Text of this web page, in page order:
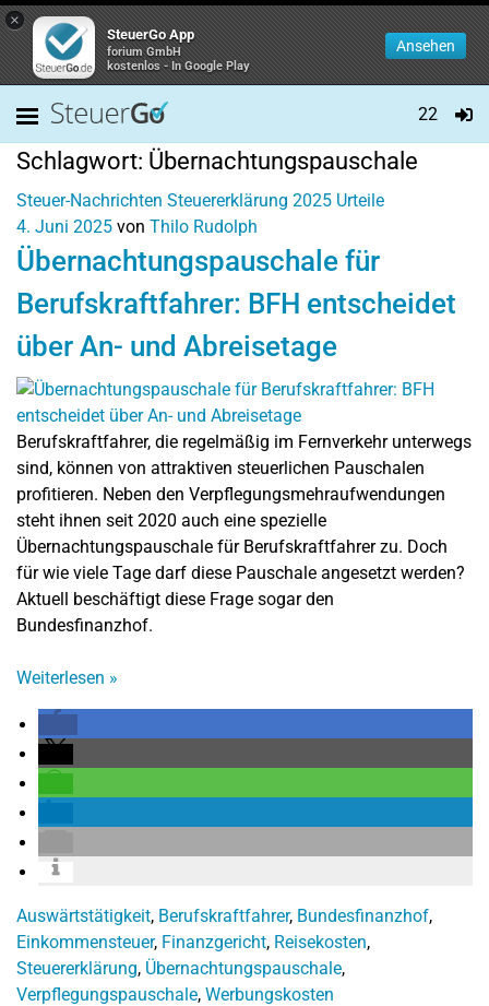
×
SteuerGo App
forium GmbH
kostenlos - In Google Play
Ansehen
22
Schlagwort: Übernachtungspauschale
Steuer-Nachrichten Steuererklärung 2025 Urteile
4. Juni 2025 von Thilo Rudolph
Übernachtungspauschale für
Berufskraftfahrer: BFH entscheidet
über An- und Abreisetage
Berufskraftfahrer, die regelmäßig im Fernverkehr unterwegs
sind, können von attraktiven steuerlichen Pauschalen
profitieren. Neben den Verpflegungsmehraufwendungen
steht ihnen seit 2020 auch eine spezielle
Übernachtungspauschale für Berufskraftfahrer zu. Doch
für wie viele Tage darf diese Pauschale angesetzt werden?
Aktuell beschäftigt diese Frage sogar den
Bundesfinanzhof.
Weiterlesen »
Auswärtstätigkeit, Berufskraftfahrer, Bundesfinanzhof,
Einkommensteuer, Finanzgericht, Reisekosten,
Steuererklärung, Übernachtungspauschale,
Verpflegungspauschale, Werbungskosten